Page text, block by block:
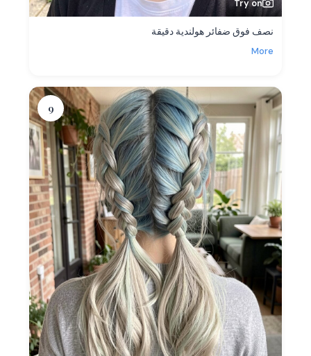
Try on
نصف فوق ضفائر هولندية دقيقة
More
9